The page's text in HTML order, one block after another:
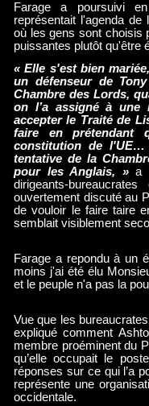
Farage a poursuivi
représentait l'agenda
où les gens sont choisis
puissantes plutôt qu'être
« Elle s'est bien
un défenseur de
Chambre des Lords,
on l’a assigné à une
accepter le Traité de
faire en prétendant
constitution de l'UE…
tentative de la
pour les Anglais, »a
dirigeants-
ouvertement discuté au
de vouloir le faire taire
semblait visiblement
Farage a repondu à un
moins j'ai été élu
et le peuple n'a pas la
Vue que les
expliqué comment
membre proéminent du
qu’elle occupait le
réponses sur ce qui l’a
représente une
occidentale.